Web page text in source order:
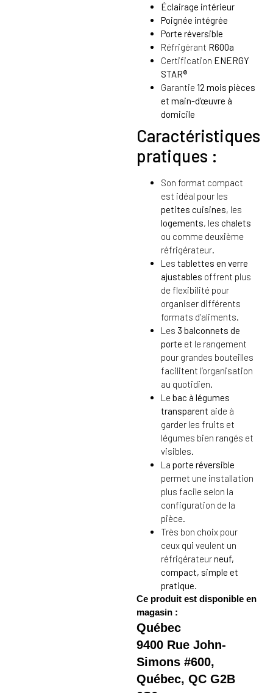
Éclairage intérieur
Poignée intégrée
Porte réversible
Réfrigérant R600a
Certification ENERGY
STAR®
Garantie 12 mois pièces
et main-d’œuvre à
domicile
Caractéristiques
pratiques :
Son format compact
est idéal pour les
petites cuisines, les
logements, les chalets
ou comme deuxième
réfrigérateur.
Les tablettes en verre
ajustables offrent plus
de flexibilité pour
organiser différents
formats d’aliments.
Les 3 balconnets de
porte et le rangement
pour grandes bouteilles
facilitent l’organisation
au quotidien.
Le bac à légumes
transparent aide à
garder les fruits et
légumes bien rangés et
visibles.
La porte réversible
permet une installation
plus facile selon la
configuration de la
pièce.
Très bon choix pour
ceux qui veulent un
réfrigérateurneuf,
compact, simple et
pratique.
Ce produit est disponible en
magasin :
Québec
9400 Rue John-
Simons #600,
Québec, QC G2B